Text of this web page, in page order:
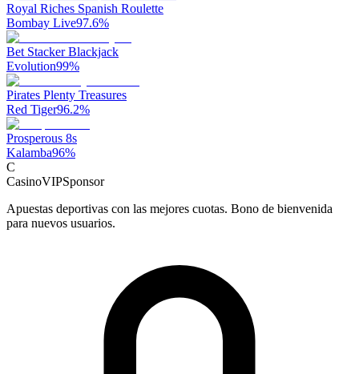
Royal Riches Spanish Roulette
Bombay Live97.6%
Bet Stacker Blackjack
Evolution99%
Pirates Plenty Treasures
Red Tiger96.2%
Prosperous 8s
Kalamba96%
C
CasinoVIPSponsor
Apuestas deportivas con las mejores cuotas. Bono de bienvenida
para nuevos usuarios.